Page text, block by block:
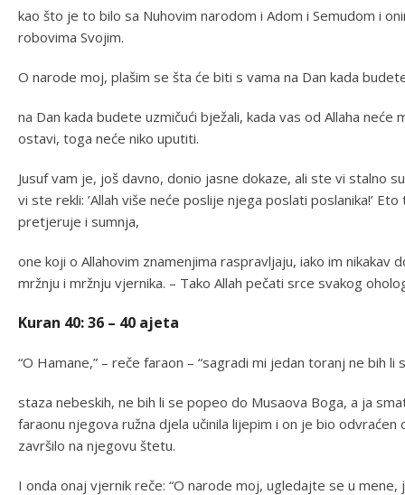
kao što je to bilo sa Nuhovim narodom i Adom i Semudom i
robovima Svojim.
O narode moj, plašim se šta će biti s vama na Dan kada
na Dan kada budete uzmičući bježali, kada vas od Allaha neće
ostavi, toga neće niko uputiti.
Jusuf vam je, još davno, donio jasne dokaze, ali ste vi stalno
vi ste rekli: ’Allah više neće poslije njega poslati poslanika!’
pretjeruje i sumnja,
one koji o Allahovim znamenjima raspravljaju, iako im nikakav
mržnju i mržnju vjernika. – Tako Allah pečati srce svakog
Kuran 40: 36 – 40 ajeta
“O Hamane,” – reče faraon – “sagradi mi jedan toranj ne bih li
staza nebeskih, ne bih li se popeo do Musaova Boga, a ja
faraonu njegova ružna djela učinila lijepim i on je bio
završilo na njegovu štetu.
I onda onaj vjernik reče: “O narode moj, ugledajte se u mene,